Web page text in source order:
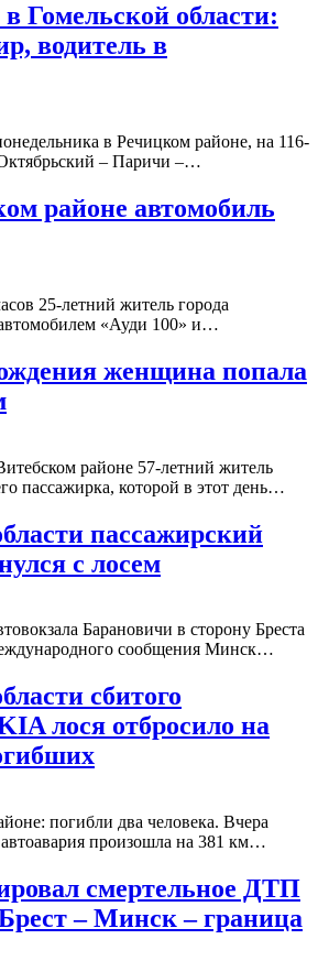
Гомельской области:
водитель в
в Речицком районе, на 116-
– Паричи –…
районе автомобиль
25-летний житель города
«Ауди 100» и…
женщина попала
районе 57-летний житель
пассажирка, которой в этот день…
пассажирский
с лосем
Барановичи в сторону Бреста
сообщения Минск…
сбитого
лося отбросило на
погибли два человека. Вчера
автоавария произошла на 381 км…
смертельное ДТП
– Минск – граница